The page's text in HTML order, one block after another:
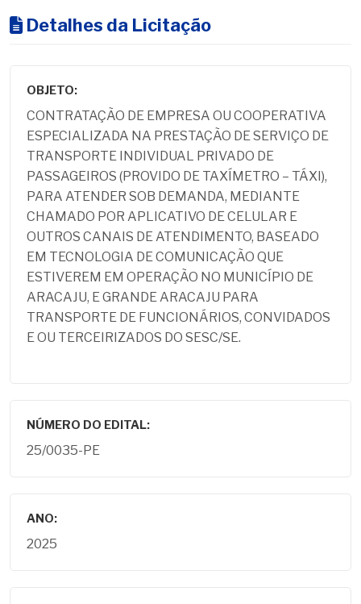
Detalhes da Licitação
OBJETO:
CONTRATAÇÃO DE EMPRESA OU COOPERATIVA
ESPECIALIZADA NA PRESTAÇÃO DE SERVIÇO DE
TRANSPORTE INDIVIDUAL PRIVADO DE
PASSAGEIROS (PROVIDO DE TAXÍMETRO – TÁXI),
PARA ATENDER SOB DEMANDA, MEDIANTE
CHAMADO POR APLICATIVO DE CELULAR E
OUTROS CANAIS DE ATENDIMENTO, BASEADO
EM TECNOLOGIA DE COMUNICAÇÃO QUE
ESTIVEREM EM OPERAÇÃO NO MUNICÍPIO DE
ARACAJU, E GRANDE ARACAJU PARA
TRANSPORTE DE FUNCIONÁRIOS, CONVIDADOS
E OU TERCEIRIZADOS DO SESC/SE.
NÚMERO DO EDITAL:
25/0035-PE
ANO:
2025